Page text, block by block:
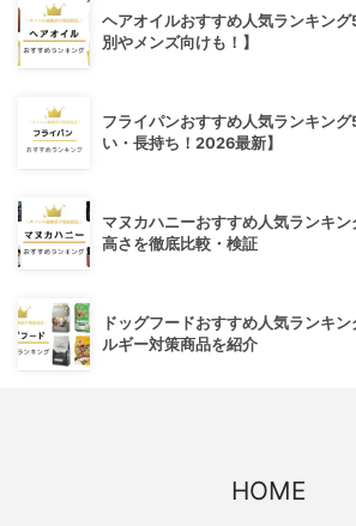
ヘアオイルおすすめ人気ランキン
別やメンズ向けも！】
フライパンおすすめ人気ランキン
い・長持ち！2026最新】
マヌカハニーおすすめ人気ランキ
高さを徹底比較・検証
ドッグフードおすすめ人気ランキ
ルギー対策商品を紹介
HOME